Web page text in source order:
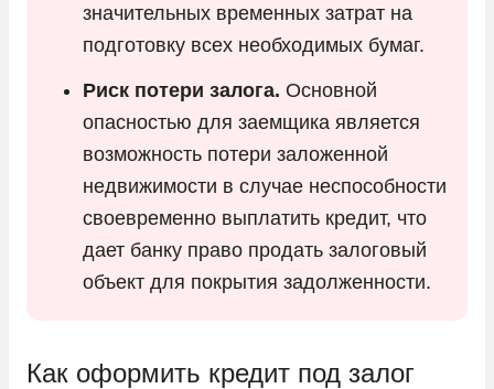
значительных временных затрат на
подготовку всех необходимых бумаг.
Риск потери залога. Основной
опасностью для заемщика является
возможность потери заложенной
недвижимости в случае неспособности
своевременно выплатить кредит, что
дает банку право продать залоговый
объект для покрытия задолженности.
Как оформить кредит под залог